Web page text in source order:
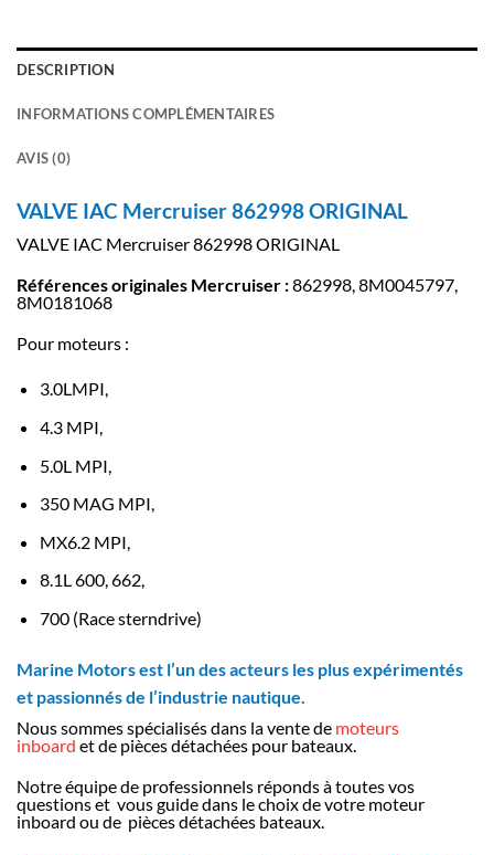
DESCRIPTION
INFORMATIONS COMPLÉMENTAIRES
AVIS (0)
VALVE IAC Mercruiser 862998 ORIGINAL
VALVE IAC Mercruiser 862998 ORIGINAL
Références originales Mercruiser :862998, 8M0045797,
8M0181068
Pour moteurs :
3.0LMPI,
4.3 MPI,
5.0L MPI,
350 MAG MPI,
MX6.2 MPI,
8.1L 600, 662,
700 (Race sterndrive)
Marine Motors est l’un des acteurs les plus expérimentés
et passionnés de l’industrie nautique.
Nous sommes spécialisés dans la vente de moteurs
inboard et de pièces détachées pour bateaux.
Notre équipe de professionnels réponds à toutes vos
questions et vous guide dans le choix de votre moteur
inboard ou de pièces détachées bateaux.